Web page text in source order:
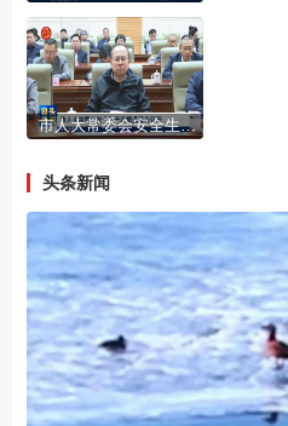
市人大常委会安全生产政情通报会召开
头条新闻